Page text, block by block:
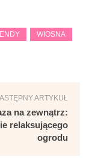
WIOSNA
ARTYKUŁ
na zewnątrz:
relaksującego
ogrodu